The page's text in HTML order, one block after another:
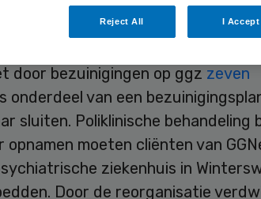
de noodgedwongen sluiting van een
Dat meldt Binnenlands
door bezuinigingen op ggz zeven
onderdeel van een
sluiten. Poliklinische behandeling
opnamen moeten cliënten van
ziekenhuis in
Door de reorganisatie
Reject All I Accept